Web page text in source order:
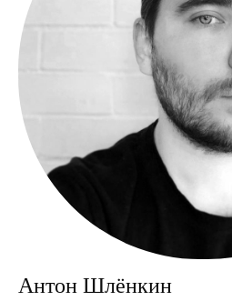
Антон Шлёнкин
бронируется после оплаты